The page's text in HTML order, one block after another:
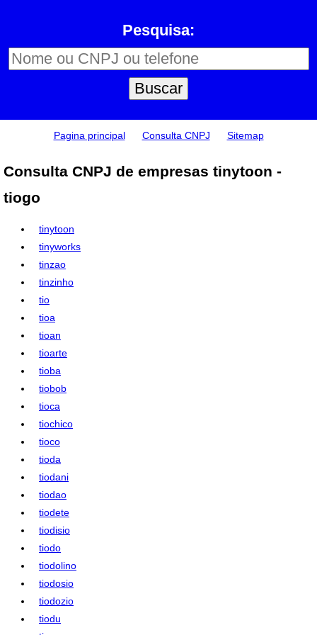
Pesquisa:
Pagina principal Consulta CNPJ Sitemap
Consulta CNPJ de empresas tinytoon -
tiogo
tinytoon
tinyworks
tinzao
tinzinho
tio
tioa
tioan
tioarte
tioba
tiobob
tioca
tiochico
tioco
tioda
tiodani
tiodao
tiodete
tiodisio
tiodo
tiodolino
tiodosio
tiodozio
tiodu